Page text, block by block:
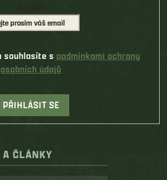
souhlasíte s podmínkami ochrany
osobních údajů
PŘIHLÁSIT SE
ČLÁNKY